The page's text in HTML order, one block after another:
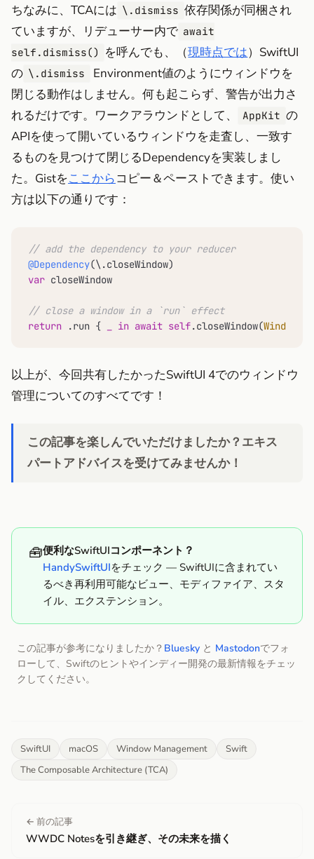
ちなみに、TCAには \.dismiss 依存関係が同梱され
ていますが、リデューサー内で await
self.dismiss()
を呼んでも、（現時点では）SwiftUI
の \.dismiss
Environment値のようにウィンドウを
閉じる動作はしません。何も起こらず、警告が出力さ
れるだけです。ワークアラウンドとして、
AppKit の
APIを使って開いているウィンドウを走査し、一致す
るものを見つけて閉じるDependencyを実装しまし
た。Gistをここからコピー＆ペーストできます。使い
方は以下の通りです：
// add the dependency to your reducer
@Dependency
var closeWindow
// close a window in a `run` effect
return .run { in await self.closeWindow(Window
以上が、今回共有したかったSwiftUI 4でのウィンドウ
管理についてのすべてです！
この記事を楽しんでいただけましたか？エキス
パートアドバイスを受けてみませんか！
🧰便利なSwiftUIコンポーネント？
HandySwiftUIをチェック — SwiftUIに含まれてい
るべき再利用可能なビュー、モディファイア、スタ
イル、エクステンション。
この記事が参考になりましたか？ Bluesky と Mastodonでフォ
ローして、Swiftのヒントやインディー開発の最新情報をチェッ
クしてください。
SwiftUI macOS Window Management
Swift
The Composable Architecture (TCA)
← 前の記事
WWDC Notesを引き継ぎ、その未来を描く